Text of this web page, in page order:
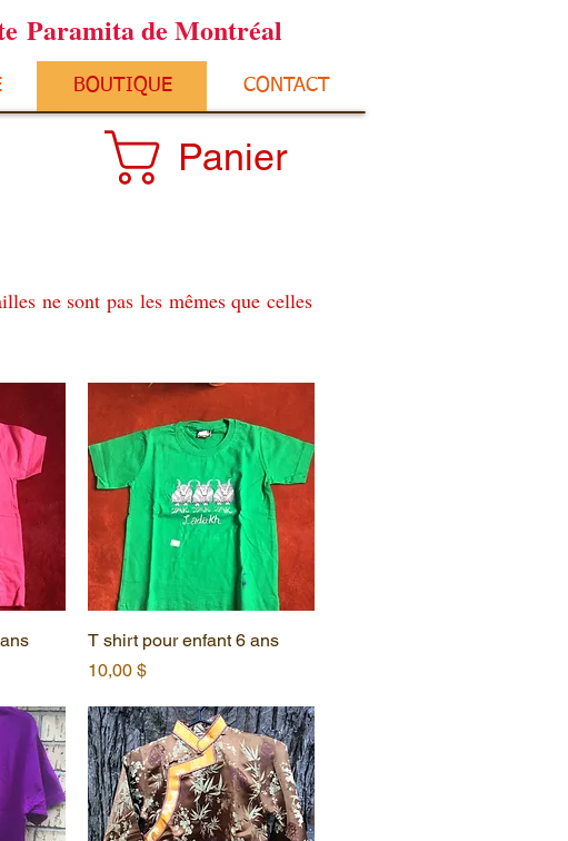
Paramita de Montréal
BOUTIQUE CONTACT
Panier
ne sont pas les mêmes que celles
Aperçu rapide
T shirt pour enfant 6 ans
Prix
10,00 $